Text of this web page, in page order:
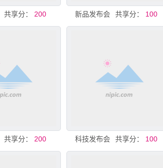
共享分： 200 新品发布会 共享分： 100
共享分： 200 科技发布会 共享分： 100